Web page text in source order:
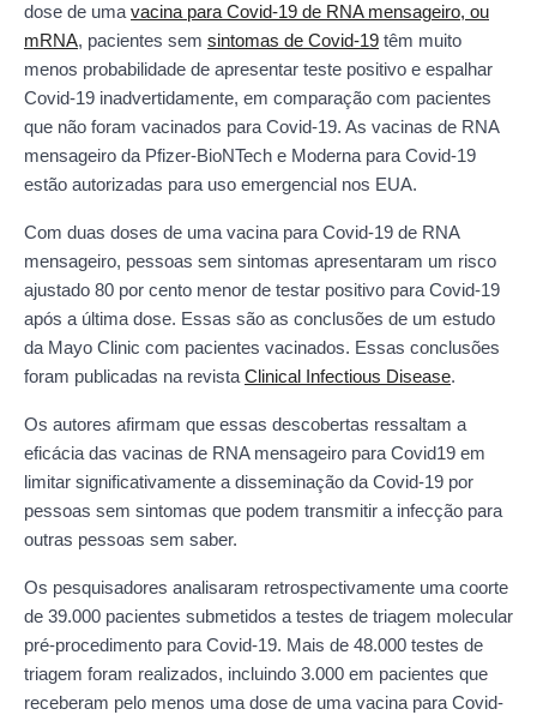
dose de uma vacina para Covid-19 de RNA mensageiro, ou
mRNA, pacientes sem sintomas de Covid-19 têm muito
menos probabilidade de apresentar teste positivo e espalhar
Covid-19 inadvertidamente, em comparação com pacientes
que não foram vacinados para Covid-19. As vacinas de RNA
mensageiro da Pfizer-BioNTech e Moderna para Covid-19
estão autorizadas para uso emergencial nos EUA.
Com duas doses de uma vacina para Covid-19 de RNA
mensageiro, pessoas sem sintomas apresentaram um risco
ajustado 80 por cento menor de testar positivo para Covid-19
após a última dose. Essas são as conclusões de um estudo
da Mayo Clinic com pacientes vacinados. Essas conclusões
foram publicadas na revista Clinical Infectious Disease.
Os autores afirmam que essas descobertas ressaltam a
eficácia das vacinas de RNA mensageiro para Covid19 em
limitar significativamente a disseminação da Covid-19 por
pessoas sem sintomas que podem transmitir a infecção para
outras pessoas sem saber.
Os pesquisadores analisaram retrospectivamente uma coorte
de 39.000 pacientes submetidos a testes de triagem molecular
pré-procedimento para Covid-19. Mais de 48.000 testes de
triagem foram realizados, incluindo 3.000 em pacientes que
receberam pelo menos uma dose de uma vacina para Covid-